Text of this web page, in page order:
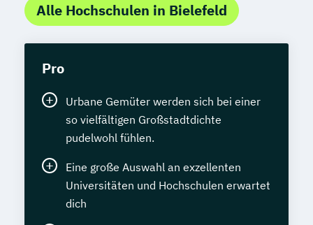
Alle Hochschulen in Bielefeld
Pro
Urbane Gemüter werden sich bei einer
so vielfältigen Großstadtdichte
pudelwohl fühlen.
Eine große Auswahl an exzellenten
Universitäten und Hochschulen erwartet
dich